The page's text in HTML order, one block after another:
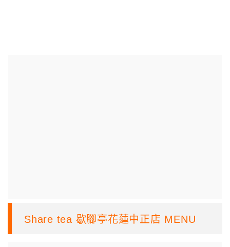
Share tea 歇腳亭花蓮中正店 MENU